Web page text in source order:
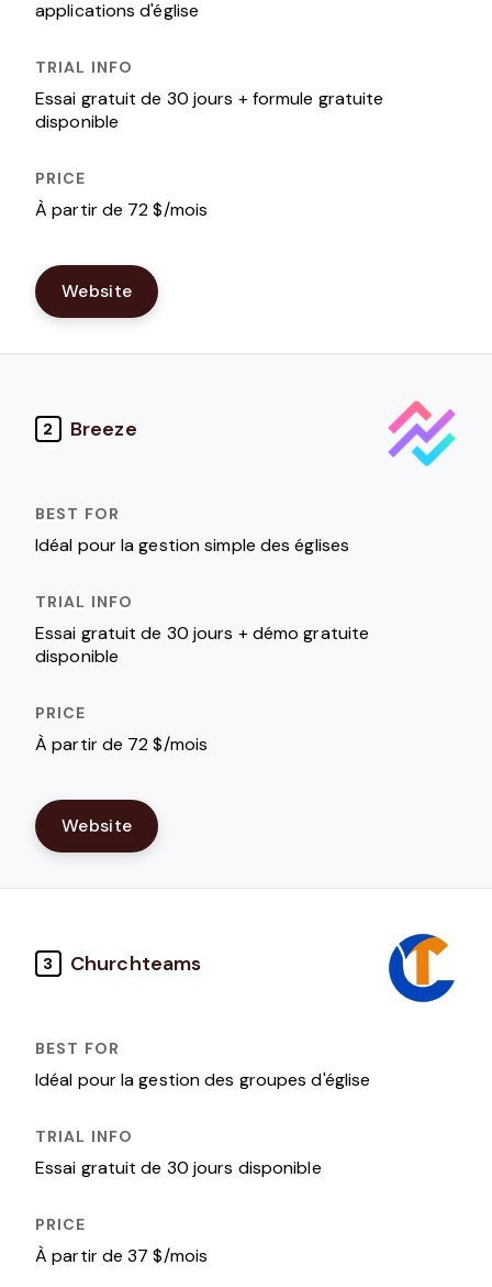
applications d'église
Essai gratuit de 30 jours + formule gratuite
disponible
À partir de 72 $/mois
Website
2 Breeze
Idéal pour la gestion simple des églises
Essai gratuit de 30 jours + démo gratuite
disponible
À partir de 72 $/mois
Website
3 Churchteams
Idéal pour la gestion des groupes d'église
Essai gratuit de 30 jours disponible
À partir de 37 $/mois